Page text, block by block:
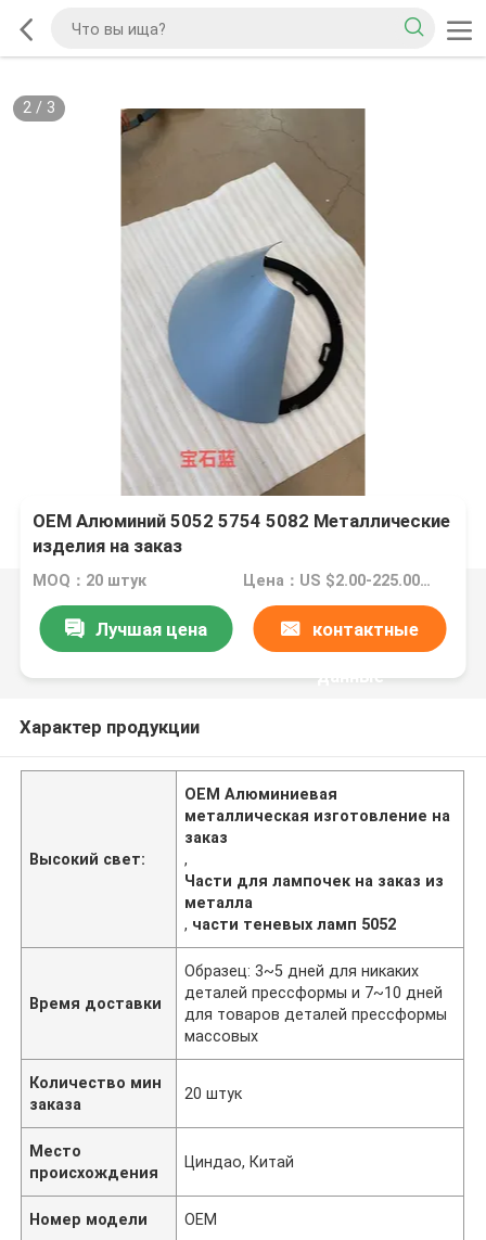
2/ 3
OEM Алюминий 5052 5754 5082 Металлические
изделия на заказ
MOQ：20 штук Цена：US $2.00-225.00 / Piece
Лучшая цена контактные
данные
Характер продукции
Высокий свет:
OEM Алюминиевая
металлическая изготовление на
заказ
,
Части для лампочек на заказ из
металла
, части теневых ламп 5052
Время доставки
Образец: 3~5 дней для никаких
деталей прессформы и 7~10 дней
для товаров деталей прессформы
массовых
Количество мин
заказа
20 штук
Место
происхождения
Циндао, Китай
Номер модели OEM